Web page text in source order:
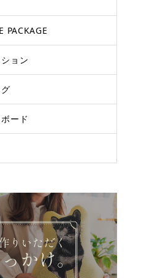
PACKAGE
ョン
ード